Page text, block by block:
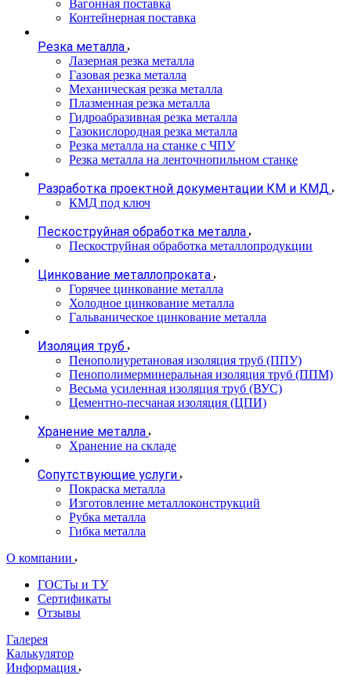
Вагонная поставка
Контейнерная поставка
Резка металла
Лазерная резка металла
Газовая резка металла
Механическая резка металла
Плазменная резка металла
Гидроабразивная резка металла
Газокислородная резка металла
Резка металла на станке с ЧПУ
Резка металла на ленточнопильном станке
Разработка проектной документации КМ и КМД
КМД под ключ
Пескоструйная обработка металла
Пескоструйная обработка металлопродукции
Цинкование металлопроката
Горячее цинкование металла
Холодное цинкование металла
Гальваническое цинкование металла
Изоляция труб
Пенополиуретановая изоляция труб (ППУ)
Пенополимерминеральная изоляция труб (ППМ)
Весьма усиленная изоляция труб (ВУС)
Цементно-песчаная изоляция (ЦПИ)
Хранение металла
Хранение на складе
Сопутствующие услуги
Покраска металла
Изготовление металлоконструкций
Рубка металла
Гибка металла
О компании
ГОСТы и ТУ
Сертификаты
Отзывы
Галерея
Калькулятор
Информация